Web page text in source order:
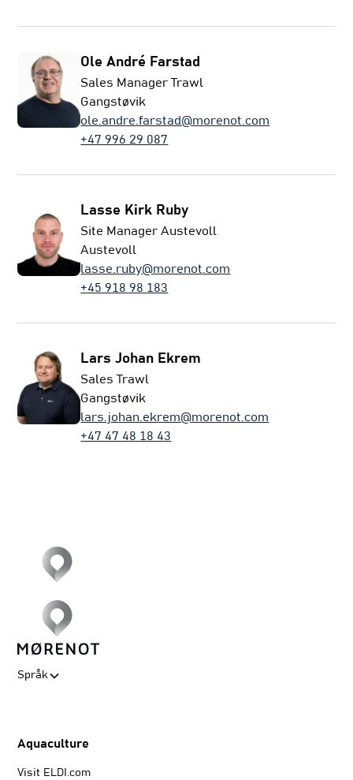
Ole André Farstad
Sales Manager Trawl
Gangstøvik
ole.andre.farstad@morenot.com
+47 996 29 087
Lasse Kirk Ruby
Site Manager Austevoll
Austevoll
lasse.ruby@morenot.com
+45 918 98 183
Lars Johan Ekrem
Sales Trawl
Gangstøvik
lars.johan.ekrem@morenot.com
+47 47 48 18 43
Språk
Aquaculture
Visit ELDI.com